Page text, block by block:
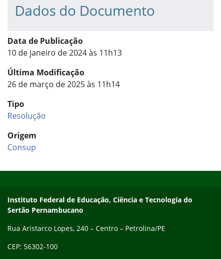
Dados do Documento
Data de Publicação
10 de janeiro de 2024 às 11h13
Última Modificação
26 de março de 2025 às 11h14
Tipo
Resolução
Origem
Consup
Endereço
Instituto Federal de Educação, Ciência e Tecnologia do
Sertão Pernambucano
Rua Aristarco Lopes, 240 – Centro – Petrolina/PE
CEP: 56302-100